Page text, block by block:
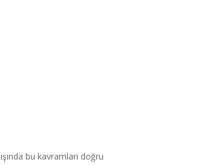
bu kavramları doğru